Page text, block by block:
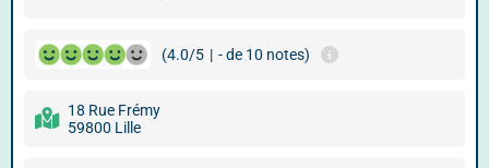
(4.0/5 | - de 10 notes)
18 Rue Frémy
59800 Lille